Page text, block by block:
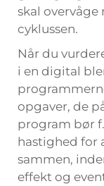
skal overvåge
cyklussen.
Når du
i en digital
opgaver, de
program bør
hastighed for
sammen,
effekt og